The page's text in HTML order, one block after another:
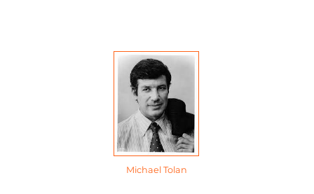
Michael Tolan